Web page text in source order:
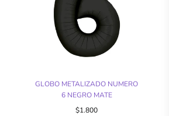
GLOBO METALIZADO NUMERO
6 NEGRO MATE
$1.800